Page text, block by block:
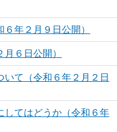
年２月９日公開）
６日公開）
て（令和６年２月２日
してはどうか（令和６年